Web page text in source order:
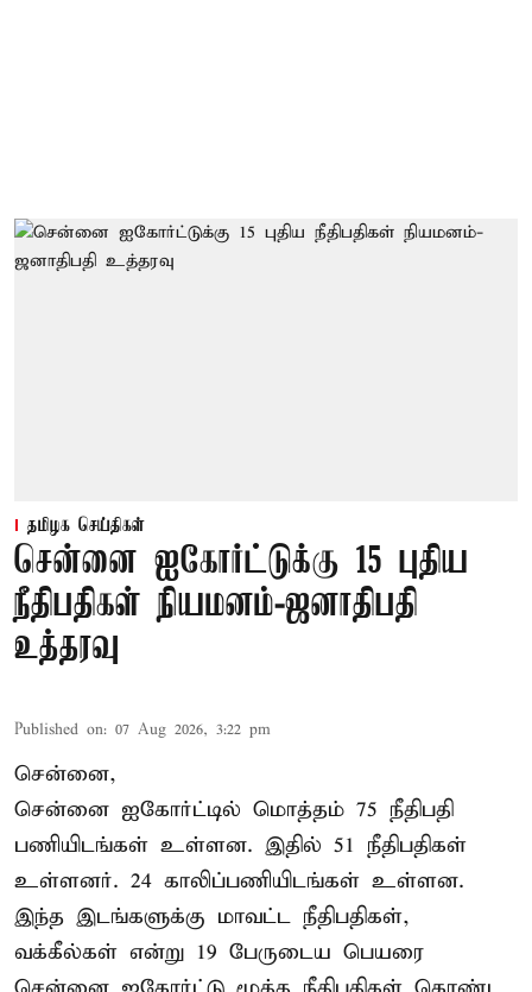
தமிழக செய்திகள்
சென்னை ஐகோர்ட்டுக்கு 15 புதிய
நீதிபதிகள் நியமனம்-ஜனாதிபதி
உத்தரவு
Published on: 07 Aug 2026, 3:22 pm
சென்னை,
சென்னை ஐகோர்ட்டில் மொத்தம் 75 நீதிபதி
பணியிடங்கள் உள்ளன. இதில் 51 நீதிபதிகள்
உள்ளனர். 24 காலிப்பணியிடங்கள் உள்ளன.
இந்த இடங்களுக்கு மாவட்ட நீதிபதிகள்,
வக்கீல்கள் என்று 19 பேருடைய பெயரை